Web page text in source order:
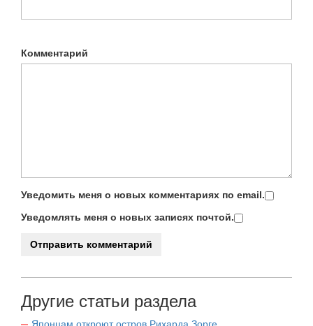
Комментарий
Уведомить меня о новых комментариях по email.
Уведомлять меня о новых записях почтой.
Другие статьи раздела